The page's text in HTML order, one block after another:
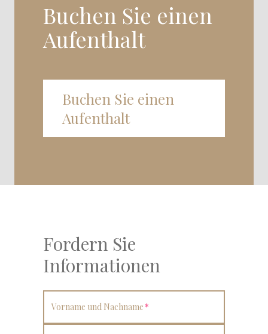
Buchen Sie einen
Aufenthalt
Buchen Sie einen
Aufenthalt
Fordern Sie
Informationen
Vorname und Nachname